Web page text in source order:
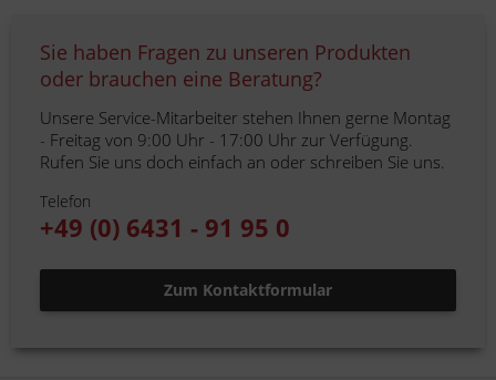
Sie haben Fragen zu unseren Produkten
oder brauchen eine Beratung?
Unsere Service-Mitarbeiter stehen Ihnen gerne Montag
- Freitag von 9:00 Uhr - 17:00 Uhr zur Verfügung.
Rufen Sie uns doch einfach an oder schreiben Sie uns.
Telefon
+49 (0) 6431 - 91 95 0
Zum Kontaktformular